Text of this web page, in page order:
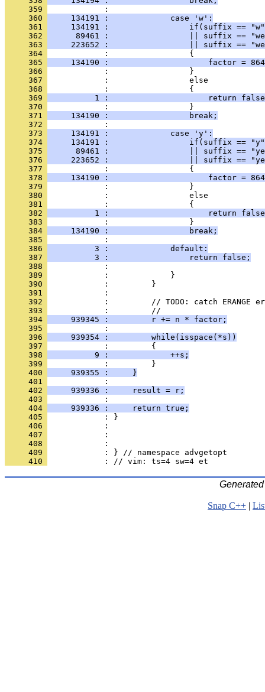
     359
            :
     360
     134191 :             case 'w':
     361
     134191 :                 if(suffix == "w"
     362
89461 :                 || suffix ==
     363
223652 :                 || suffix ==
     364
            :                 {
     365
134190 :                     factor =
     366
            :                 }
     367
            :                 else
     368
            :                 {
     369
1 :                     return
     370
            :                 }
     371
     134190 :                 break;
     372
            :
     373
     134191 :             case 'y':
     374
     134191 :                 if(suffix == "y"
     375
89461 :                 || suffix ==
     376
223652 :                 || suffix ==
     377
            :                 {
     378
134190 :                     factor =
     379
            :                 }
     380
            :                 else
     381
            :                 {
     382
1 :                     return
     383
            :                 }
     384
     134190 :                 break;
     385
            :
     386
          3 :             default:
     387
          3 :                 return false;
     388
            :
     389
            :             }
     390
            :         }
     391
            :
     392
:         // TODO: catch ERANGE
     393
            :         //
     394
     939345 :         r += n * factor;
     395
            :
     396
     939354 :         while(isspace(*s))
     397
            :         {
     398
          9 :             ++s;
     399
            :         }
     400
     939355 :     }
     401
            :
     402
     939336 :     result = r;
     403
            :
     404
     939336 :     return true;
     405
            : }
     406
            :
     407
            :
     408
            :
     409
            : } // namespace advgetopt
     410
            : // vim: ts=4 sw=4 et
Snap C++ |